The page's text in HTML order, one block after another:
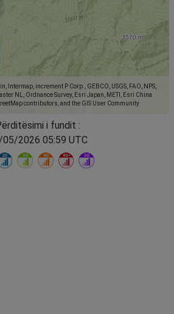
Intermap, increment P Corp., GEBCO, USGS, FAO, NPS,
NL, Ordnance Survey, Esri Japan, METI, Esri China
contributors, and the GIS User Community
i fundit :
2026 05:59 UTC